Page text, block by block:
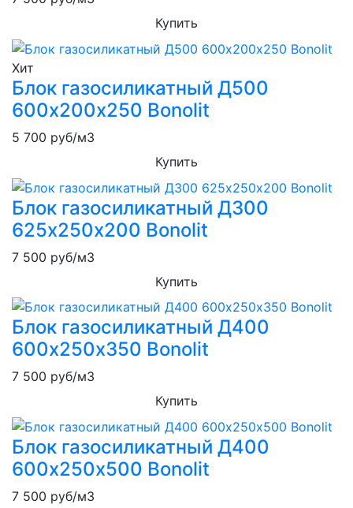
Купить
Хит
Блок газосиликатный Д500
600х200х250 Bonolit
5 700 руб/м3
Купить
Блок газосиликатный Д300
625х250х200 Bonolit
7 500 руб/м3
Купить
Блок газосиликатный Д400
600х250х350 Bonolit
7 500 руб/м3
Купить
Блок газосиликатный Д400
600х250х500 Bonolit
7 500 руб/м3